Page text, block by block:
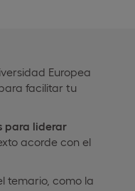
Europea
facilitar tu
para liderar
acorde con el
temario, como la